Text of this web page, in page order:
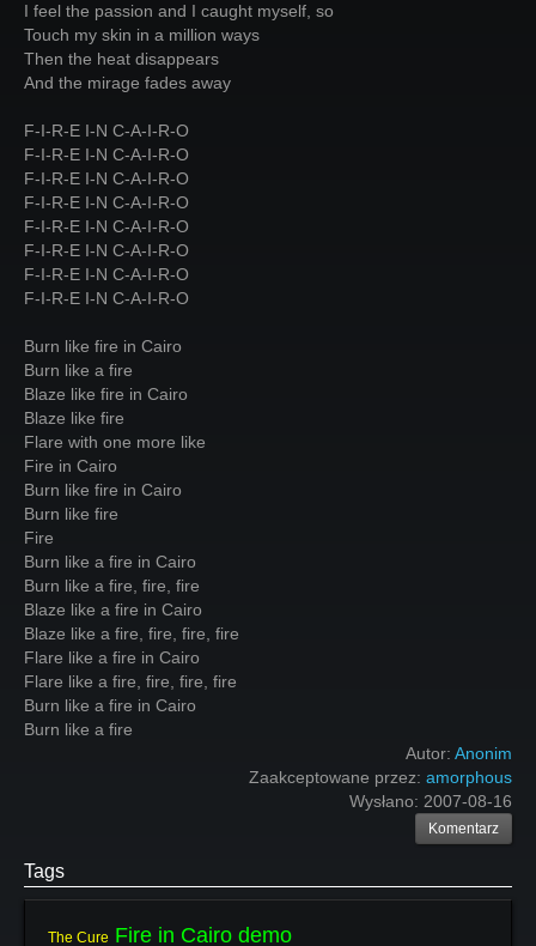
I feel the passion and I caught myself, so
Touch my skin in a million ways
Then the heat disappears
And the mirage fades away
F-I-R-E I-N C-A-I-R-O
F-I-R-E I-N C-A-I-R-O
F-I-R-E I-N C-A-I-R-O
F-I-R-E I-N C-A-I-R-O
F-I-R-E I-N C-A-I-R-O
F-I-R-E I-N C-A-I-R-O
F-I-R-E I-N C-A-I-R-O
F-I-R-E I-N C-A-I-R-O
Burn like fire in Cairo
Burn like a fire
Blaze like fire in Cairo
Blaze like fire
Flare with one more like
Fire in Cairo
Burn like fire in Cairo
Burn like fire
Fire
Burn like a fire in Cairo
Burn like a fire, fire, fire
Blaze like a fire in Cairo
Blaze like a fire, fire, fire, fire
Flare like a fire in Cairo
Flare like a fire, fire, fire, fire
Burn like a fire in Cairo
Burn like a fire
Autor: Anonim
Zaakceptowane przez: amorphous
Wysłano: 2007-08-16
Komentarz
Tags
The Cure Fire in Cairo demo